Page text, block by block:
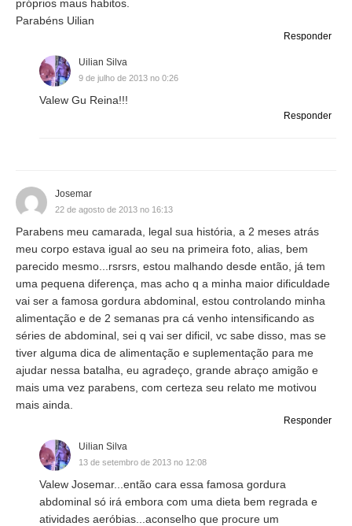
próprios maus habitos.
Parabéns Uilian
Responder
Uilian Silva
9 de julho de 2013 no 0:26
Valew Gu Reina!!!
Responder
Josemar
22 de agosto de 2013 no 16:13
Parabens meu camarada, legal sua história, a 2 meses atrás
meu corpo estava igual ao seu na primeira foto, alias, bem
parecido mesmo...rsrsrs, estou malhando desde então, já tem
uma pequena diferença, mas acho q a minha maior dificuldade
vai ser a famosa gordura abdominal, estou controlando minha
alimentação e de 2 semanas pra cá venho intensificando as
séries de abdominal, sei q vai ser dificil, vc sabe disso, mas se
tiver alguma dica de alimentação e suplementação para me
ajudar nessa batalha, eu agradeço, grande abraço amigão e
mais uma vez parabens, com certeza seu relato me motivou
mais ainda.
Responder
Uilian Silva
13 de setembro de 2013 no 12:08
Valew Josemar...então cara essa famosa gordura
abdominal só irá embora com uma dieta bem regrada e
atividades aeróbias...aconselho que procure um